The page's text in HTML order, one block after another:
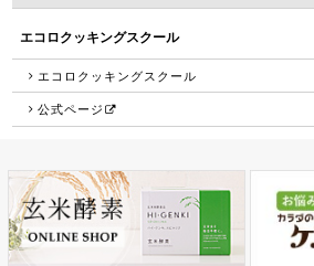
エコロクッキングスクール
エコロクッキングスクール
公式ページ